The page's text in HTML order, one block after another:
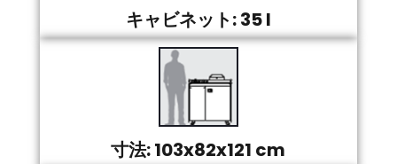
キャビネット: 35 l
寸法: 103x82x121 cm